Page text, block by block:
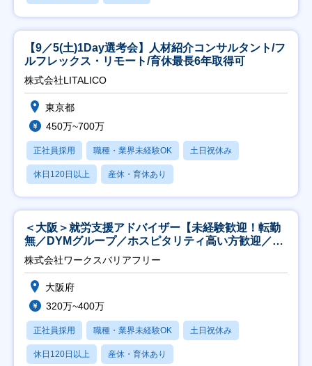
【9／5(土)1Day選考会】人材紹介コンサルタント/フ
ルフレックス・リモート/育休最長6年取得可
株式会社LITALICO
東京都
450万~700万
正社員採用 職種・業界未経験OK 土日祝休み
休日120日以上 産休・育休あり
＜大阪＞就労支援アドバイザー【未経験歓迎！転勤
無／DYMグループ／ホスピタリティ高い方歓迎／土
日祝】
株式会社ワークスバリアフリー
大阪府
320万~400万
正社員採用 職種・業界未経験OK 土日祝休み
休日120日以上 産休・育休あり